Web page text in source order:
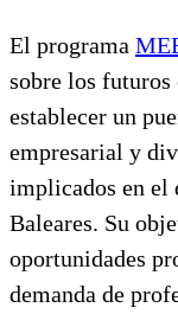
El programa
sobre los
establecer un
empresarial y
implicados en el
Baleares. Su
oportunidades
demanda de